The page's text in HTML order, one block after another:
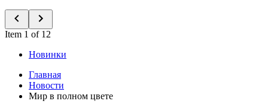
Item 1 of 12
Новинки
Главная
Новости
Мир в полном цвете